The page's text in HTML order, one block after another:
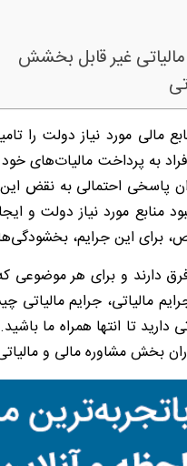
غیر قابل بخشش
مالی مورد نیاز دولت را
به پرداخت مالیات‌های
پاسخی احتمالی به نقض این
منابع مورد نیاز دولت و
برای این جرایم،
دارند و برای هر موضوعی
مالیاتی، جرایم
دارید تا انتها همراه ما
بخش مشاوره مالی و مالیاتی